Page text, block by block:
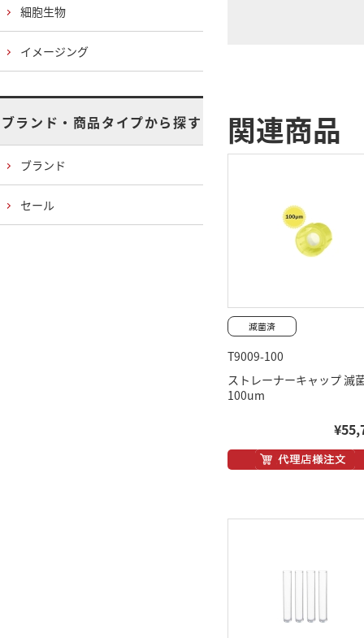
関連商品
T9009-100
ストレーナーキャップ 滅
100um
細胞生物
イメージング
ブランド・商品タイプから探す
ブランド
セール